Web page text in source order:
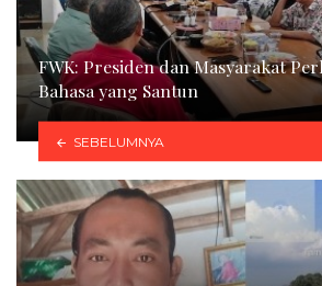
FWK: Presiden dan Masyarakat
Bahasa yang Santun
SEBELUMNYA